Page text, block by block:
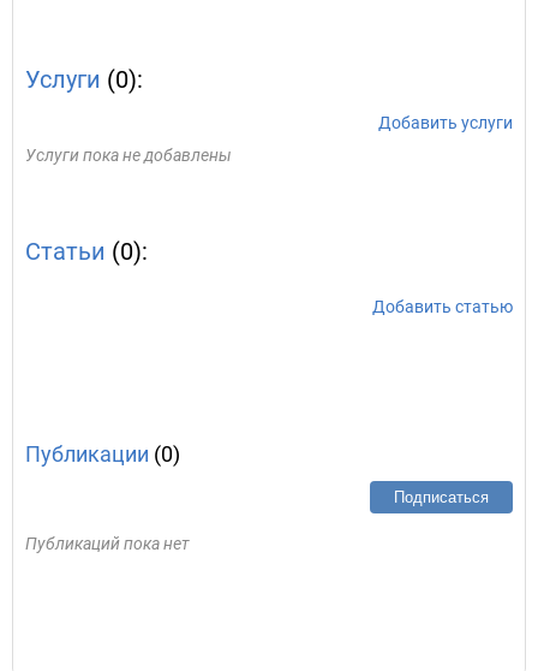
Услуги (0):
Добавить услуги
Услуги пока не добавлены
Статьи (0):
Добавить статью
Публикации (0)
Подписаться
Публикаций пока нет